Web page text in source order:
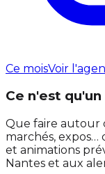
Ce moisVoir
Ce n'est
Que faire autour
marchés, expos…
et animations
Nantes et aux